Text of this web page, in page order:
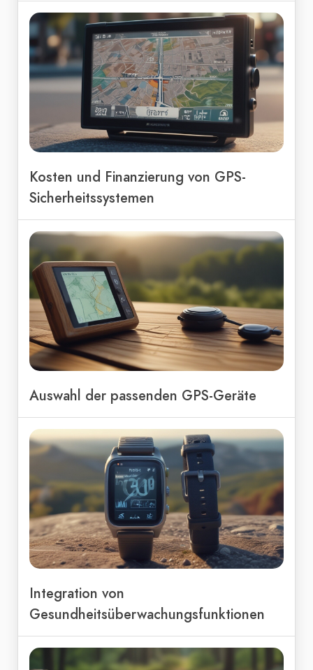
Kosten und Finanzierung von GPS-
Sicherheitssystemen
Auswahl der passenden GPS-Geräte
Integration von
Gesundheitsüberwachungsfunktionen